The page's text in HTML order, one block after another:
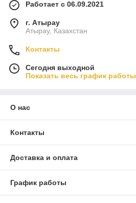
Работает с 06.09.2021
г. Атырау
Атырау, Казахстан
Контакты
Сегодня выходной
Показать весь график работы
О нас
Контакты
Доставка и оплата
График работы